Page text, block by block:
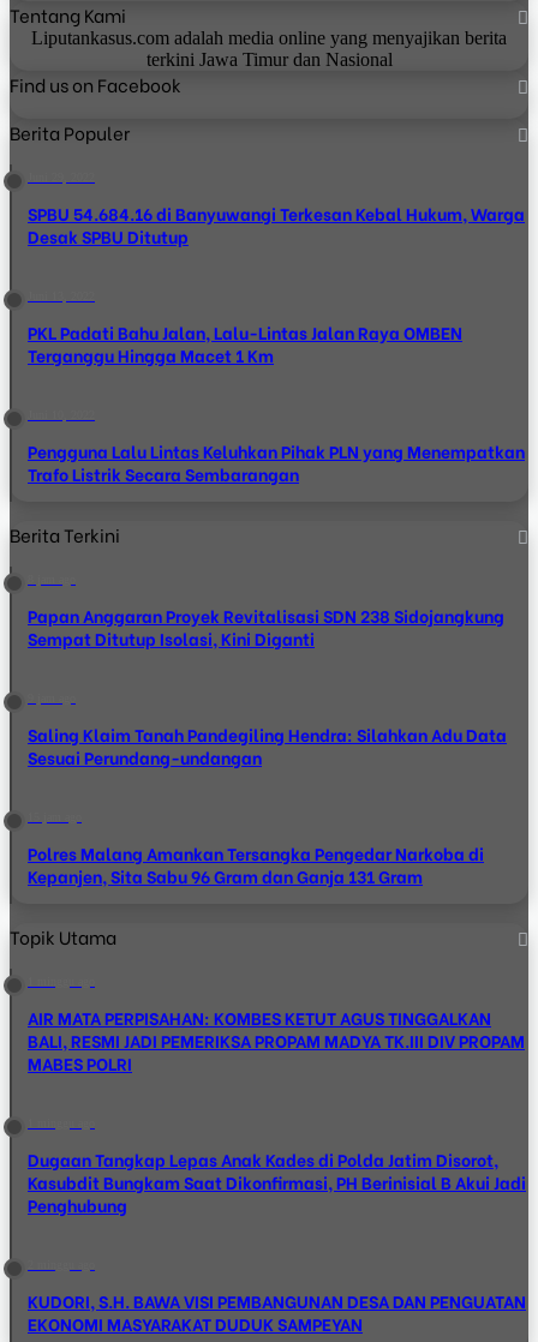
Tentang Kami
Liputankasus.com adalah media online yang menyajikan berita
terkini Jawa Timur dan Nasional
Find us on Facebook
Berita Populer
SPBU 54.684.16 di Banyuwangi Terkesan Kebal Hukum, Warga
Desak SPBU Ditutup
PKL Padati Bahu Jalan, Lalu-Lintas Jalan Raya OMBEN
Terganggu Hingga Macet 1 Km
Pengguna Lalu Lintas Keluhkan Pihak PLN yang Menempatkan
Trafo Listrik Secara Sembarangan
Berita Terkini
Papan Anggaran Proyek Revitalisasi SDN 238 Sidojangkung
Sempat Ditutup Isolasi, Kini Diganti
Saling Klaim Tanah Pandegiling Hendra: Silahkan Adu Data
Sesuai Perundang-undangan
Polres Malang Amankan Tersangka Pengedar Narkoba di
Kepanjen, Sita Sabu 96 Gram dan Ganja 131 Gram
Topik Utama
AIR MATA PERPISAHAN: KOMBES KETUT AGUS TINGGALKAN
BALI, RESMI JADI PEMERIKSA PROPAM MADYA TK.III DIV PROPAM
MABES POLRI
Dugaan Tangkap Lepas Anak Kades di Polda Jatim Disorot,
Kasubdit Bungkam Saat Dikonfirmasi, PH Berinisial B Akui Jadi
Penghubung
KUDORI, S.H. BAWA VISI PEMBANGUNAN DESA DAN PENGUATAN
EKONOMI MASYARAKAT DUDUK SAMPEYAN